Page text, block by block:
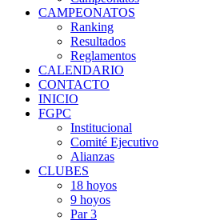
CAMPEONATOS
Ranking
Resultados
Reglamentos
CALENDARIO
CONTACTO
INICIO
FGPC
Institucional
Comité Ejecutivo
Alianzas
CLUBES
18 hoyos
9 hoyos
Par 3